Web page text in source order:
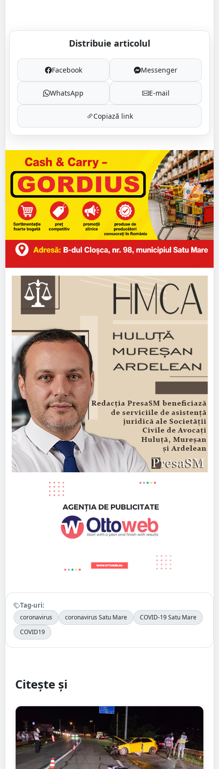
Distribuie articolul
Facebook Messenger
WhatsApp E-mail
Copiază link
Tag-uri:
coronavirus coronavirus Satu Mare
COVID-19 Satu Mare
COVID19
Citește și